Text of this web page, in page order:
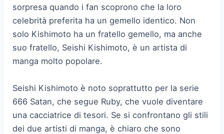
sorpresa quando i fan scoprono che la loro
celebrità preferita ha un gemello identico. Non
solo Kishimoto ha un fratello gemello, ma anche
suo fratello, Seishi Kishimoto, è un artista di
manga molto popolare.
Seishi Kishimoto è noto soprattutto per la serie
666 Satan, che segue Ruby, che vuole diventare
una cacciatrice di tesori. Se si confrontano gli stili
dei due artisti di manga, è chiaro che sono